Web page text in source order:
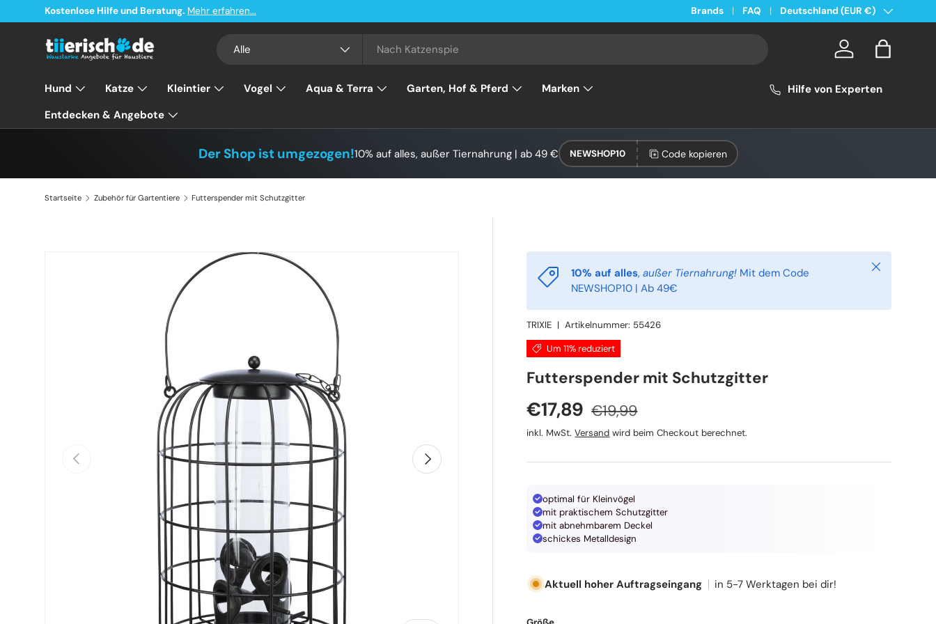
Direkt zum Inhalt
Kostenlose Hilfe und Beratung. Mehr erfahren... Kostenloser Versand ab 49€ in Deutschland
Brands FAQ Land/Region
Deutschland (EUR €)
Alle Konto
Hund Katze Kleintier Vogel Aqua & Terra Garten, Hof & Pferd
Marken
Entdecken & Angebote
Hilfe von Experten
Der Shop ist umgezogen!10% auf alles, außer Tiernahrung | ab 49 € NEWSHOP10 Code kopieren
Startseite Zubehör für Gartentiere Futterspender mit Schutzgitter
Zu Produktinformationen springen
Vorherige Nächste
10% auf alles,außer Tiernahrung! Mit dem Code
NEWSHOP10 | Ab 49€
Schließen
TRIXIE |Artikelnummer: 55426
Um 11% reduziert
TRIXIE
Futterspender mit Schutzgitter
Verkaufspreis
€17,89 Normaler Preis
€19,99
inkl. MwSt.Versand wird beim Checkout berechnet.
optimal für Kleinvögel
mit praktischem Schutzgitter
mit abnehmbarem Deckel
schickes Metalldesign
Aktuell hoher Auftragseingang in 5-7 Werktagen bei dir!